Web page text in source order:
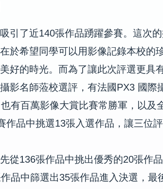
引了近140張作品踴躍參賽。這次
於希望同學可以用影像記錄本校的
好的時光。而為了讓此次評選更具
影名師蒞校選評，有法國PX3 國際
有百萬影像大賞比賽常勝軍，以及
作品中挑選13張入選作品，讓三位
從136張作品中挑出優秀的20張作
品中篩選出35張作品進入決選，最